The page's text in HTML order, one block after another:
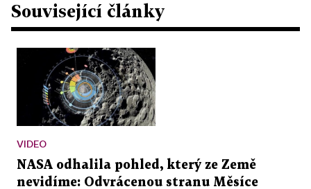
Související články
VIDEO
NASA odhalila pohled, který ze Země
nevidíme: Odvrácenou stranu Měsíce